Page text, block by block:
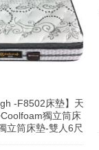
-F8502床墊】天
獨立筒床
立筒床墊-雙人6尺